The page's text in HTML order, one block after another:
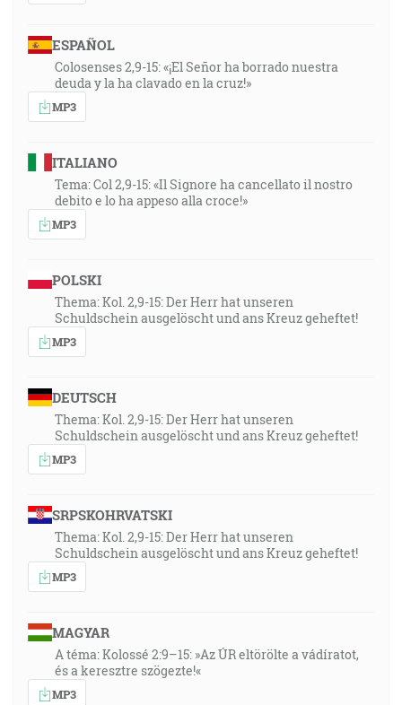
ESPAÑOL
Colosenses 2,9-15: «¡El Señor ha borrado nuestra
deuda y la ha clavado en la cruz!»
MP3
ITALIANO
Tema: Col 2,9-15: «Il Signore ha cancellato il nostro
debito e lo ha appeso alla croce!»
MP3
POLSKI
Thema: Kol. 2,9-15: Der Herr hat unseren
Schuldschein ausgelöscht und ans Kreuz geheftet!
MP3
DEUTSCH
Thema: Kol. 2,9-15: Der Herr hat unseren
Schuldschein ausgelöscht und ans Kreuz geheftet!
MP3
SRPSKOHRVATSKI
Thema: Kol. 2,9-15: Der Herr hat unseren
Schuldschein ausgelöscht und ans Kreuz geheftet!
MP3
MAGYAR
A téma: Kolossé 2:9–15: »Az ÚR eltörölte a vádíratot,
és a keresztre szögezte!«
MP3